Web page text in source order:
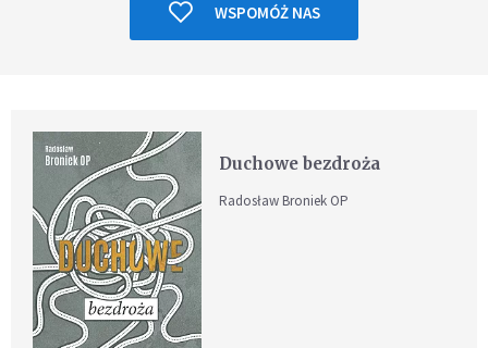
WSPOMÓŻ NAS
Duchowe bezdroża
Radosław Broniek OP